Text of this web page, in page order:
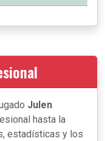
Julen
hasta la
estadísticas y los